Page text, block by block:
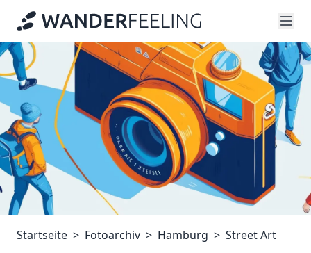
Startseite Fotoarchiv Hamburg Street Art